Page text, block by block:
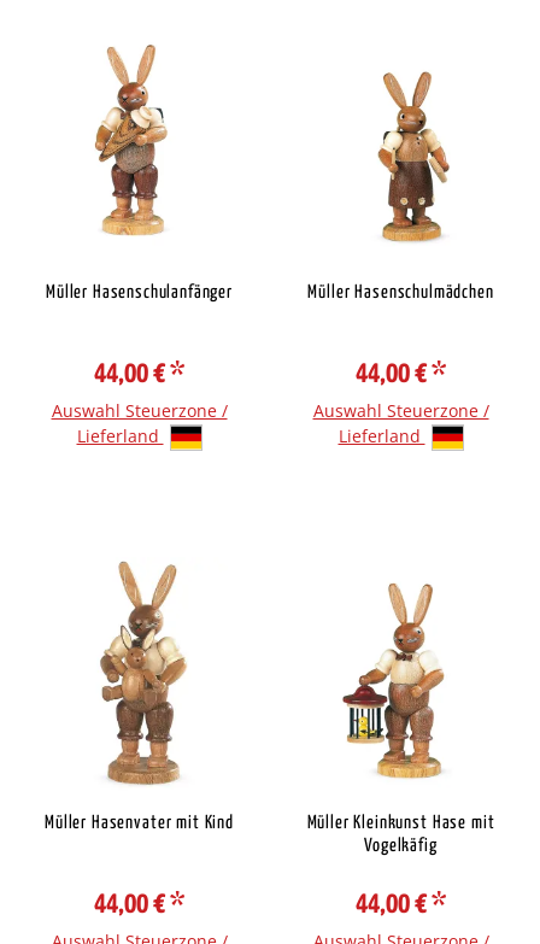
Müller Hasenschulanfänger
44,00 €*
Auswahl Steuerzone /
Lieferland
Müller Hasenschulmädchen
44,00 €*
Auswahl Steuerzone /
Lieferland
Müller Hasenvater mit Kind
44,00 €*
Müller Kleinkunst Hase mit
Vogelkäfig
44,00 €*